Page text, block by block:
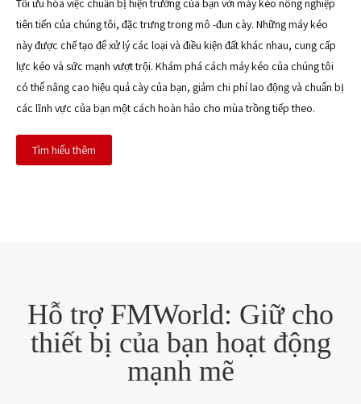
tiên tiến của chúng tôi, đặc trưng trong mô -đun cày. Những máy kéo
này được chế tạo để xử lý các loại và điều kiện đất khác nhau, cung cấp
lực kéo và sức mạnh vượt trội. Khám phá cách máy kéo của chúng tôi
có thể nâng cao hiệu quả cày của bạn, giảm chi phí lao động và chuẩn bị
các lĩnh vực của bạn một cách hoàn hảo cho mùa trồng tiếp theo.
Tìm hiểu thêm
Hỗ trợ FMWorld: Giữ cho
thiết bị của bạn hoạt động
mạnh mẽ